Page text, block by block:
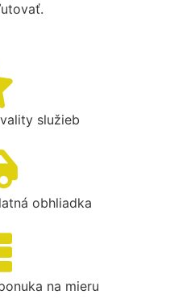
služieb
obhliadka
na mieru